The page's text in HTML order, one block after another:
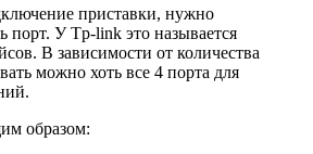
приставки, нужно
порт. У Tp-link это называется
В зависимости от количества
можно хоть все 4 порта для
образом: